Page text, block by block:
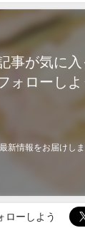
事が気に入
ォローしよ
最新情報をお届けし
ローしよう